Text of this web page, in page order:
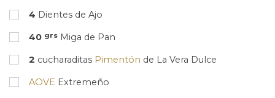
4 Dientes de Ajo
40 grs Miga de Pan
2 cucharaditas Pimentón de La Vera Dulce
AOVE Extremeño